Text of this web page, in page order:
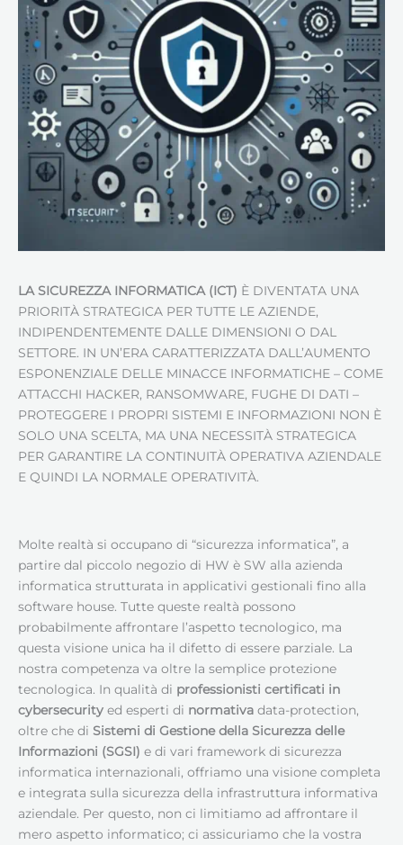
LA SICUREZZA INFORMATICA (ICT) È DIVENTATA UNA
PRIORITÀ STRATEGICA PER TUTTE LE AZIENDE,
INDIPENDENTEMENTE DALLE DIMENSIONI O DAL
SETTORE. IN UN’ERA CARATTERIZZATA DALL’AUMENTO
ESPONENZIALE DELLE MINACCE INFORMATICHE – COME
ATTACCHI HACKER, RANSOMWARE, FUGHE DI DATI –
PROTEGGERE I PROPRI SISTEMI E INFORMAZIONI NON È
SOLO UNA SCELTA, MA UNA NECESSITÀ STRATEGICA
PER GARANTIRE LA CONTINUITÀ OPERATIVA AZIENDALE
E QUINDI LA NORMALE OPERATIVITÀ.
Molte realtà si occupano di “sicurezza informatica”, a
partire dal piccolo negozio di HW è SW alla azienda
informatica strutturata in applicativi gestionali fino alla
software house. Tutte queste realtà possono
probabilmente affrontare l’aspetto tecnologico, ma
questa visione unica ha il difetto di essere parziale. La
nostra competenza va oltre la semplice protezione
tecnologica. In qualità di professionisti certificati in
cybersecurity ed esperti di normativa data-protection,
oltre che di Sistemi di Gestione della Sicurezza delle
Informazioni (SGSI) e di vari framework di sicurezza
informatica internazionali, offriamo una visione completa
e integrata sulla sicurezza della infrastruttura informativa
aziendale. Per questo, non ci limitiamo ad affrontare il
mero aspetto informatico; ci assicuriamo che la vostra